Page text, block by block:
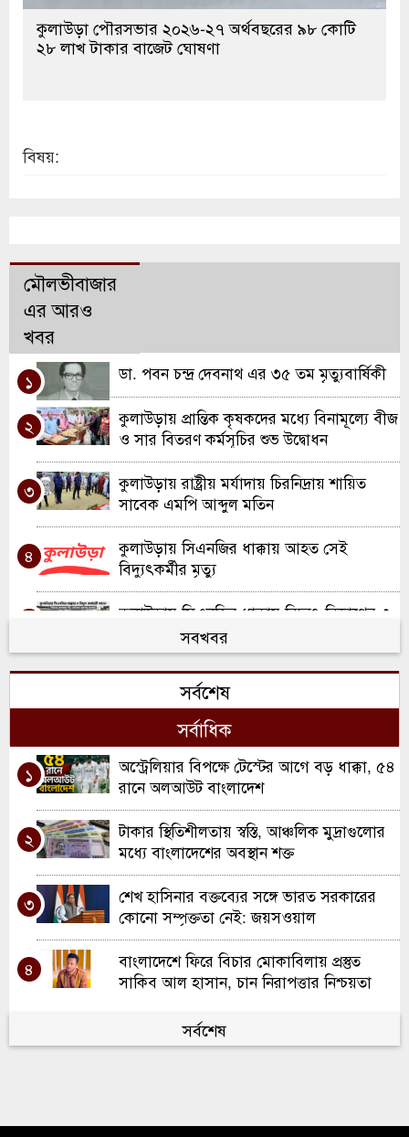
কুলাউড়া পৌরসভার ২০২৬-২৭ অর্থবছরের ৯৮ কোটি
২৮ লাখ টাকার বাজেট ঘোষণা
বিষয়:
মৌলভীবাজার
এর আরও
খবর
১ ডা. পবন চন্দ্র দেবনাথ এর ৩৫ তম মৃত্যুবার্ষিকী
২
কুলাউড়ায় প্রান্তিক কৃষকদের মধ্যে বিনামূল্যে বীজ
ও সার বিতরণ কর্মসূচির শুভ উদ্বোধন
৩
কুলাউড়ায় রাষ্ট্রীয় মর্যাদায় চিরনিদ্রায় শায়িত
সাবেক এমপি আব্দুল মতিন
৪
কুলাউড়ায় সিএনজির ধাক্কায় আহত সেই
বিদ্যুৎকর্মীর মৃত্যু
কুলাউড়ায় সিএনজির ধাক্কায় বিদ্যুৎ বিভাগের ৩
কর্মী আহত; একজন আইসিইউতে
খাল খননে নতুন দিগন্ত: কুলাউড়ায় ২ কোটি
টাকার প্রকল্পের যাত্রা
৭ মৌলভীবাজারে ১৩ ডাকাতের যাবজ্জীবন কারাদণ্ড
৮
কুলাউড়ায় ইউএনও পদে রদবদল, দায়িত্বে
আসছেন সানজিদা আক্তার
৯
রবিরবাজার-কর্মধা সড়ক সংস্কারে অনিয়মের
অভিযোগ
১০
শ্রীমঙ্গলে মসজিদে ফজরের নামাজরত অবস্থায়
মুসল্লি খুন
সবখবর
সর্বশেষ
সর্বাধিক
১
অস্ট্রেলিয়ার বিপক্ষে টেস্টের আগে বড় ধাক্কা, ৫৪
রানে অলআউট বাংলাদেশ
২
টাকার স্থিতিশীলতায় স্বস্তি, আঞ্চলিক মুদ্রাগুলোর
মধ্যে বাংলাদেশের অবস্থান শক্ত
৩
শেখ হাসিনার বক্তব্যের সঙ্গে ভারত সরকারের
কোনো সম্পৃক্ততা নেই: জয়সওয়াল
৪
বাংলাদেশে ফিরে বিচার মোকাবিলায় প্রস্তুত
সাকিব আল হাসান, চান নিরাপত্তার নিশ্চয়তা
বার্সেলোনায় কাতালোনিয়া বিএনপির সংবর্ধনা:
দুই সংসদ সদস্যের কনস্যুলেট স্থাপনের আশ্বাস
সর্বশেষ